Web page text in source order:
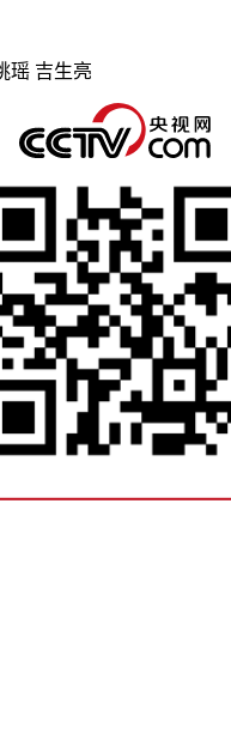
瑶 吉生亮